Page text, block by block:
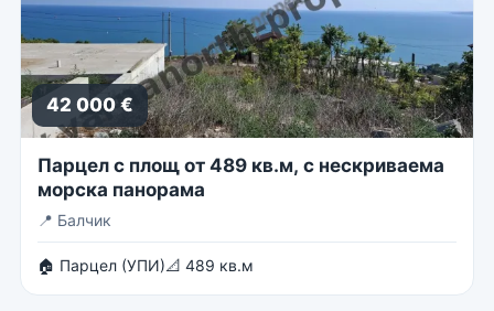
42 000 €
Парцел с площ от 489 кв.м, с нескриваема
морска панорама
📍 Балчик
🏠 Парцел (УПИ)📐 489 кв.м